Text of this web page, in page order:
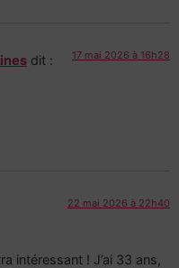
dit : 17 mai 2026 à 16h28
22 mai 2026 à 22h40
intéressant ! J’ai 33 ans,